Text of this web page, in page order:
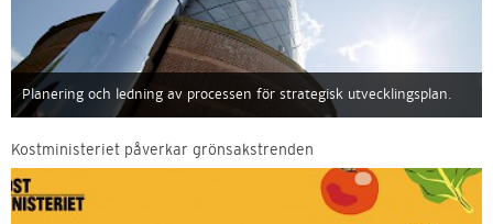
Planering och ledning av processen för strategisk utvecklingsplan.
Kostministeriet påverkar grönsakstrenden